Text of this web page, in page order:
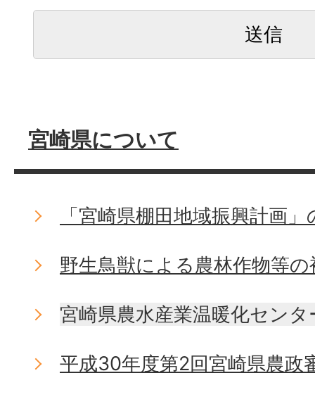
宮崎県について
「宮崎県棚田地域振興計画
野生鳥獣による農林作物等
宮崎県農水産業温暖化センタ
平成30年度第2回宮崎県農政